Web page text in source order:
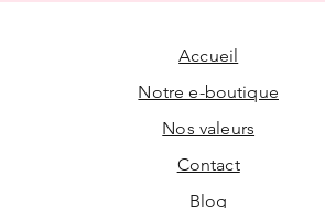
Accueil
Notre e-boutique
Nos valeurs
Contact
Blog